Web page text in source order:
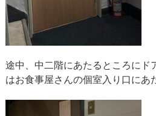
途中、中二階にあたるところにド
はお食事屋さんの個室入り口にあ